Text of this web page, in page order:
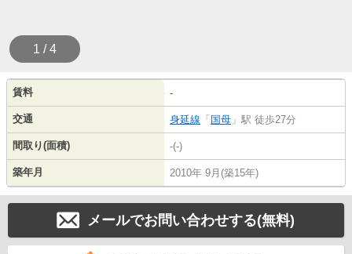
1 / 4
賃料 -
交通 身延線 「 国母 」駅 徒歩27分
間取り(面積) -(-)
築年月 2010年 9月(築15年)
メールでお問い合わせする(無料)